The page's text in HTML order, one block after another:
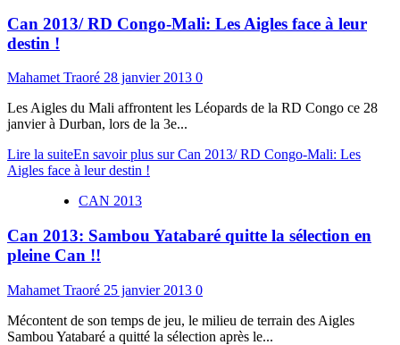
Can 2013/ RD Congo-Mali: Les Aigles face à leur
destin !
Mahamet Traoré 28 janvier 2013 0
Les Aigles du Mali affrontent les Léopards de la RD Congo ce 28
janvier à Durban, lors de la 3e...
Lire la suiteEn savoir plus sur Can 2013/ RD Congo-Mali: Les
Aigles face à leur destin !
CAN 2013
Can 2013: Sambou Yatabaré quitte la sélection en
pleine Can !!
Mahamet Traoré 25 janvier 2013 0
Mécontent de son temps de jeu, le milieu de terrain des Aigles
Sambou Yatabaré a quitté la sélection après le...